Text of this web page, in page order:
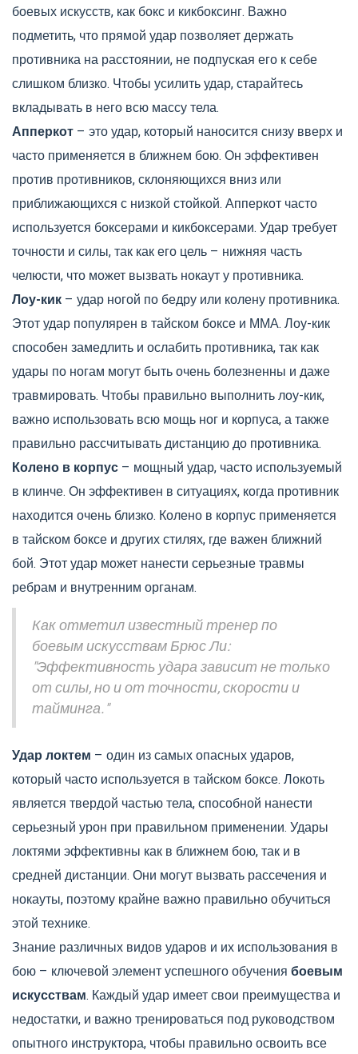
боевых искусств, как бокс и кикбоксинг. Важно
подметить, что прямой удар позволяет держать
противника на расстоянии, не подпуская его к себе
слишком близко. Чтобы усилить удар, старайтесь
вкладывать в него всю массу тела.
Апперкот – это удар, который наносится снизу вверх и
часто применяется в ближнем бою. Он эффективен
против противников, склоняющихся вниз или
приближающихся с низкой стойкой. Апперкот часто
используется боксерами и кикбоксерами. Удар требует
точности и силы, так как его цель – нижняя часть
челюсти, что может вызвать нокаут у противника.
Лоу-кик – удар ногой по бедру или колену противника.
Этот удар популярен в тайском боксе и ММА. Лоу-кик
способен замедлить и ослабить противника, так как
удары по ногам могут быть очень болезненны и даже
травмировать. Чтобы правильно выполнить лоу-кик,
важно использовать всю мощь ног и корпуса, а также
правильно рассчитывать дистанцию до противника.
Колено в корпус – мощный удар, часто используемый
в клинче. Он эффективен в ситуациях, когда противник
находится очень близко. Колено в корпус применяется
в тайском боксе и других стилях, где важен ближний
бой. Этот удар может нанести серьезные травмы
ребрам и внутренним органам.
Как отметил известный тренер по
боевым искусствам Брюс Ли:
"Эффективность удара зависит не только
от силы, но и от точности, скорости и
тайминга."
Удар локтем – один из самых опасных ударов,
который часто используется в тайском боксе. Локоть
является твердой частью тела, способной нанести
серьезный урон при правильном применении. Удары
локтями эффективны как в ближнем бою, так и в
средней дистанции. Они могут вызвать рассечения и
нокауты, поэтому крайне важно правильно обучиться
этой технике.
Знание различных видов ударов и их использования в
бою – ключевой элемент успешного обучения боевым
искусствам. Каждый удар имеет свои преимущества и
недостатки, и важно тренироваться под руководством
опытного инструктора, чтобы правильно освоить все